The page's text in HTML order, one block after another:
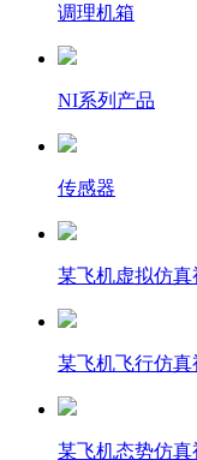
调理机箱
NI系列产品
传感器
某飞机虚拟仿真
某飞机飞行仿真
某飞机态势仿真